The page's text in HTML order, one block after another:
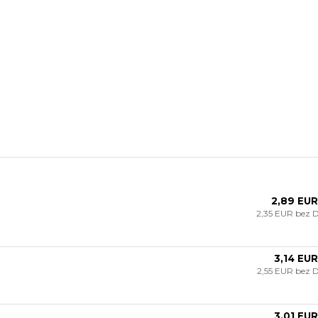
2,89 EUR
2,35 EUR bez
3,14 EUR
2,55 EUR bez
3,01 EUR